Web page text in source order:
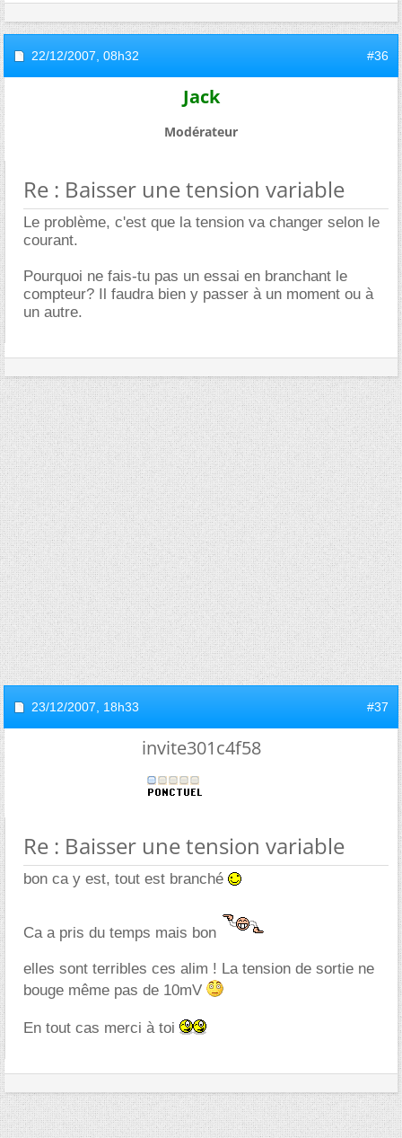
22/12/2007, 08h32 #36
Jack
Modérateur
Re : Baisser une tension variable
Le problème, c'est que la tension va changer selon le
courant.
Pourquoi ne fais-tu pas un essai en branchant le
compteur? Il faudra bien y passer à un moment ou à
un autre.
23/12/2007, 18h33 #37
invite301c4f58
Re : Baisser une tension variable
bon ca y est, tout est branché
Ca a pris du temps mais bon
elles sont terribles ces alim ! La tension de sortie ne
bouge même pas de 10mV
En tout cas merci à toi